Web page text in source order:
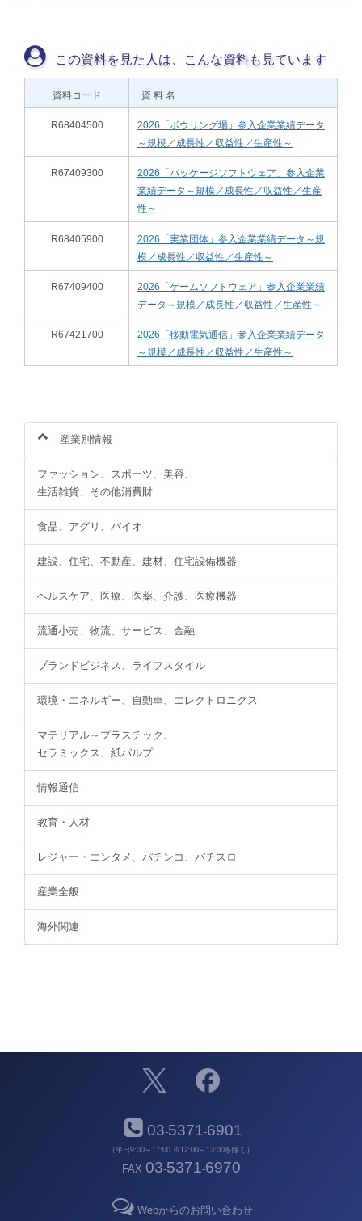
この資料を見た人は、こんな資料も見ています
資料コード 資 料 名
R68404500
2026「ボウリング場」参入企業業績データ
～規模／成長性／収益性／生産性～
R67409300
2026「パッケージソフトウェア」参入企業
業績データ～規模／成長性／収益性／生産
性～
R68405900
2026「実業団体」参入企業業績データ～規
模／成長性／収益性／生産性～
R67409400
2026「ゲームソフトウェア」参入企業業績
データ～規模／成長性／収益性／生産性～
R67421700
2026「移動電気通信」参入企業業績データ
～規模／成長性／収益性／生産性～
産業別情報
ファッション、スポーツ、美容、
生活雑貨、その他消費財
食品、アグリ、バイオ
建設、住宅、不動産、建材、住宅設備機器
ヘルスケア、医療、医薬、介護、医療機器
流通小売、物流、サービス、金融
ブランドビジネス、ライフスタイル
環境・エネルギー、自動車、エレクトロニクス
マテリアル～プラスチック、
セラミックス、紙パルプ
情報通信
教育・人材
レジャー・エンタメ、パチンコ、パチスロ
産業全般
海外関連
03-5371-6901
（平日9:00～17:00 ※12:00～13:00を除く）
FAX 03-5371-6970
Webからのお問い合わせ